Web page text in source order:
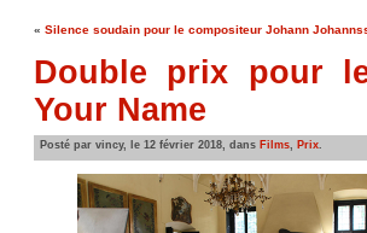
« Silence soudain pour le compositeur Johann
Double prix pour
Your Name
Posté par vincy, le 12 février 2018, dans Films, Prix.